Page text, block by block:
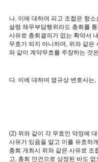
나. 이에 대하여 피고 조합은 항
설령 채무부담행위라도 총회를
사유로 총회결의가 없는 확약서
무효가 되지 아니하며, 위와 같은
와 같이 계약무효를 주장하는 것
다. 이에 대하여 염규상 변호사는,
(2) 위와 같이 각 무효인 약정에
사유가 있음을 알고 이를 유효하
총회 개최시 위와 같은 사유로 조
고, 총회 안건으로 상정된 바도